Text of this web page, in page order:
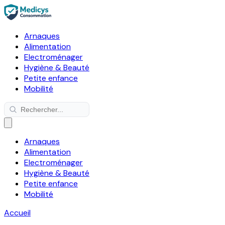
Arnaques
Alimentation
Electroménager
Hygiène & Beauté
Petite enfance
Mobilité
Arnaques
Alimentation
Electroménager
Hygiène & Beauté
Petite enfance
Mobilité
Accueil